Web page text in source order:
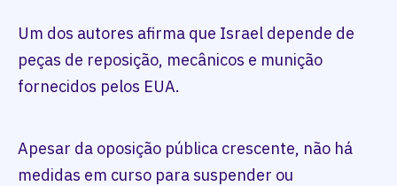
Um dos autores afirma que Israel depende de
peças de reposição, mecânicos e munição
fornecidos pelos EUA.
Apesar da oposição pública crescente, não há
medidas em curso para suspender ou